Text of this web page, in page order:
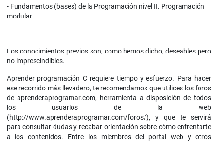
- Fundamentos (bases) de la Programación nivel II. Programación
modular.
Los conocimientos previos son, como hemos dicho, deseables pero
no imprescindibles.
Aprender programación C requiere tiempo y esfuerzo. Para hacer
ese recorrido más llevadero, te recomendamos que utilices los foros
de aprenderaprogramar.com, herramienta a disposición de todos
los usuarios de la web
(http://www.aprenderaprogramar.com/foros/), y que te servirá
para consultar dudas y recabar orientación sobre cómo enfrentarte
a los contenidos. Entre los miembros del portal web y otros